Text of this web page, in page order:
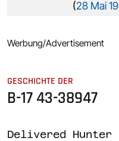
(28 Mai
Werbung/Advertisement
GESCHICHTE DER
B-17 43-38947
Delivered Hunter